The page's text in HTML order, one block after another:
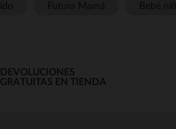
DEVOLUCIONES
GRATUITAS EN TIENDA